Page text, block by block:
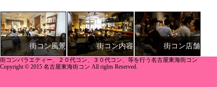
街コン風景 街コン内容 街コン店舗
街コンバラエティー、２０代コン、３０代コン、等を行う名古屋東海街コン
Copyright © 2015 名古屋東海街コン All rights Reserved.